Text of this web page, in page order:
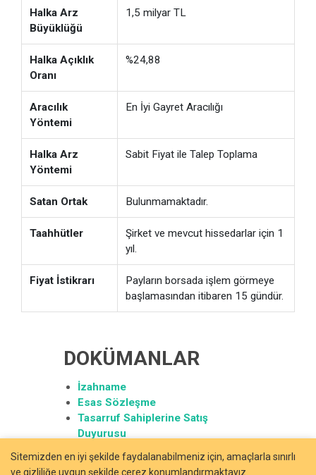
Halka Arz
Büyüklüğü
1,5 milyar TL
Halka Açıklık
Oranı
%24,88
Aracılık
Yöntemi
En İyi Gayret Aracılığı
Halka Arz
Yöntemi
Sabit Fiyat ile Talep Toplama
Satan Ortak Bulunmamaktadır.
Taahhütler
Şirket ve mevcut hissedarlar için 1
yıl.
Fiyat İstikrarı
Payların borsada işlem görmeye
başlamasından itibaren 15 gündür.
DOKÜMANLAR
İzahname
Esas Sözleşme
Tasarruf Sahiplerine Satış
Duyurusu
Fiyat Tespit Raporu
Sitemizden en iyi şekilde faydalanabilmeniz için, amaçlarla sınırlı
ve gizliliğe uygun şekilde çerez konumlandırmaktayız.